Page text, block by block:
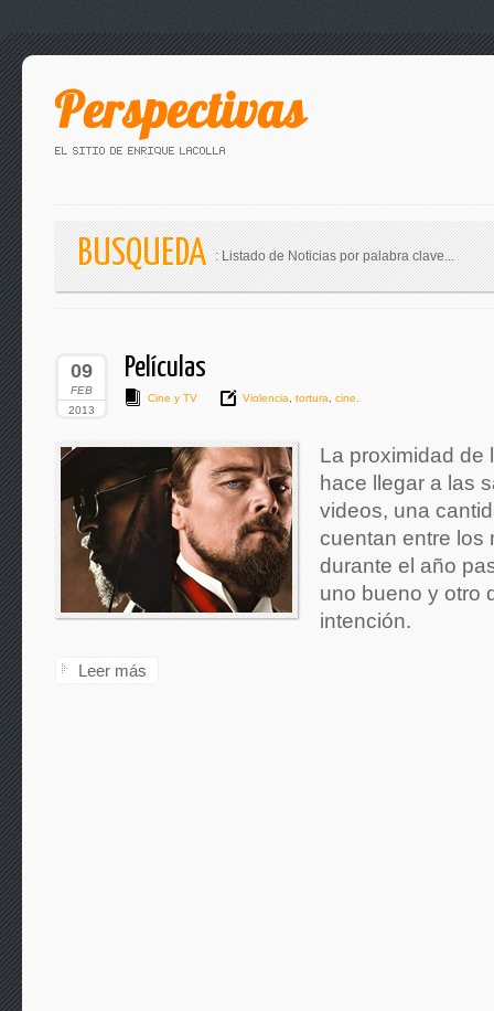
BUSQUEDA : Listado de Noticias por palabra clave...
09
FEB
2013
Películas
Cine y TV Violencia tortura cine.
La proximidad de
hace llegar a las
videos, una
cuentan entre los
durante el año
uno bueno y otro
intención.
Leer más